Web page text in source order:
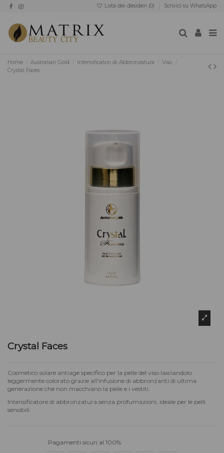
Lista dei desideri (0) Scrivici su WhatsApp
Home Australian Gold Intensificatori di Abbronzatura
Viso
Crystal Faces
Crystal Faces
Cosmetico solare antiage specifico per la pelle del viso lasciandolo
leggermente colorato grazie all'infusione di abbronzanti di ultima
generazione che non macchiano la pelle e i vestiti.
Intensificatore di abbronzatura senza profumazioni, ideale per le pelli
sensibili.
Pagamenti sicuri al 100%